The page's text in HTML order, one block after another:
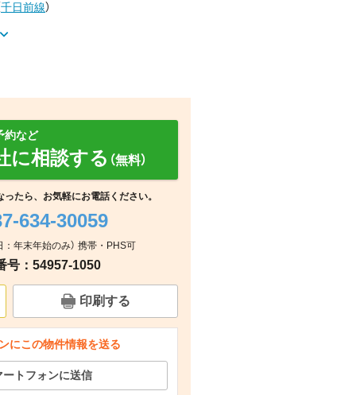
浴室 寝室 寝室
千日前線）
約など
に相談する （無料）
たら、お気軽にお電話ください。
634-30059
年末年始のみ） 携帯・PHS可
号：54957-1050
印刷する
にこの物件情報を送る
トフォンに送信